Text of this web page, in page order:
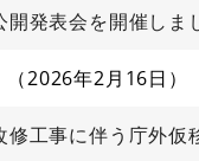
開発表会を開催し
2026年2月16日
工事に伴う庁外仮